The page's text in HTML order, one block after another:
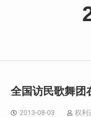
全国访民歌舞团
2013-08-03 权利